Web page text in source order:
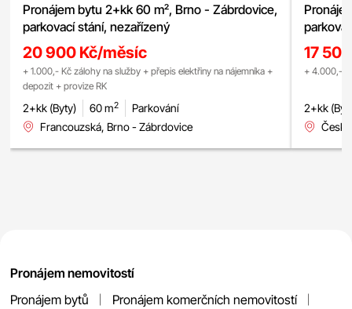
Pronájem bytu 2+kk 60 m², Brno - Zábrdovice,
parkovací stání, nezařízený
20 900 Kč/měsíc
+ 1.000,- Kč zálohy na služby + přepis elektřiny na nájemníka +
depozit + provize RK
2+kk (Byty) 60 m2
Parkování
Francouzská, Brno - Zábrdovice
17
+ 4.000,-
2+kk
Česká
Pronájem nemovitostí
Pronájem bytů
Pronájem komerčních nemovitostí